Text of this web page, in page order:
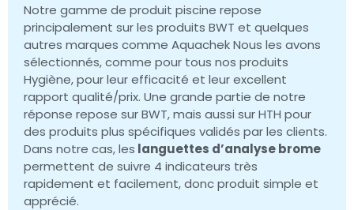
Notre gamme de produit piscine repose
principalement sur les produits BWT et quelques
autres marques comme Aquachek Nous les avons
sélectionnés, comme pour tous nos produits
Hygiène, pour leur efficacité et leur excellent
rapport qualité/prix. Une grande partie de notre
réponse repose sur BWT, mais aussi sur HTH pour
des produits plus spécifiques validés par les clients.
Dans notre cas, les languettes d’analyse brome
permettent de suivre 4 indicateurs très
rapidement et facilement, donc produit simple et
apprécié.